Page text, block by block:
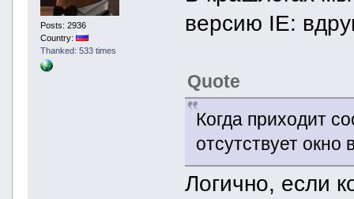
Posts: 2936
Country:
Thanked: 533 times
версию IE:
Quote
Когда приходит
отсутствует окно
Логично, если